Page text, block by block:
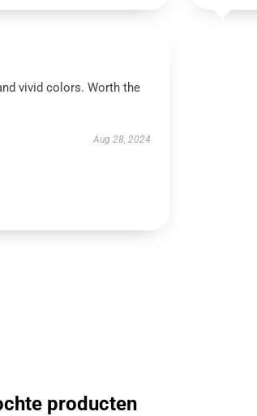
vivid colors. Worth the
Aug 28, 2024
producten